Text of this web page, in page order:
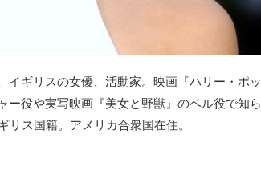
ギリスの女優、活動家。映画『ハリー・ポッ
ー役や実写映画『美女と野獣』のベル役で知ら
リス国籍。アメリカ合衆国在住。